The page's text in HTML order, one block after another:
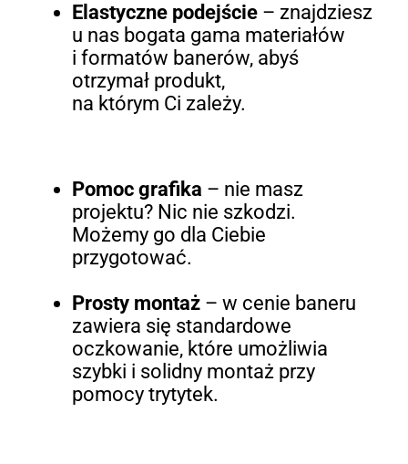
Elastyczne podejście– znajdziesz
u nas bogata gama materiałów
i formatów banerów, abyś
otrzymał produkt,
na którym Ci zależy.
Pomoc grafika – nie masz
projektu? Nic nie szkodzi.
Możemy go dla Ciebie
przygotować.
Prosty montaż – w cenie baneru
zawiera się standardowe
oczkowanie, które umożliwia
szybki i solidny montaż przy
pomocy trytytek.